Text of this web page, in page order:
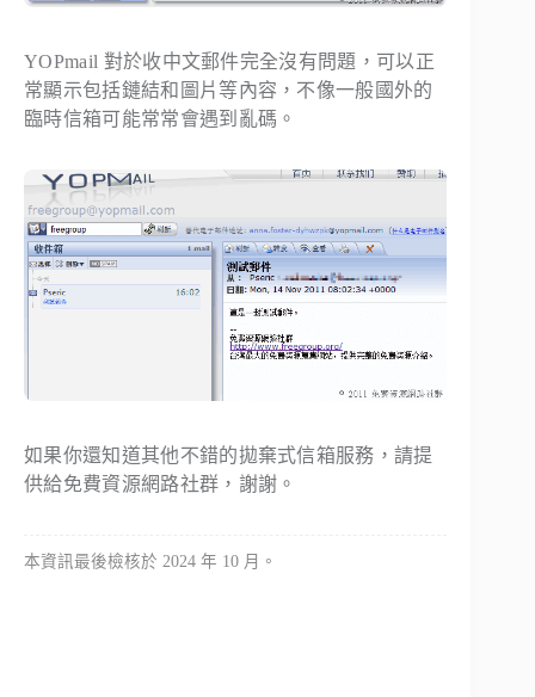
YOPmail 對於收中文郵件完全沒有問題，可以正
常顯示包括鏈結和圖片等內容，不像一般國外的
臨時信箱可能常常會遇到亂碼。
如果你還知道其他不錯的拋棄式信箱服務，請提
供給免費資源網路社群，謝謝。
本資訊最後檢核於 2024 年 10 月。